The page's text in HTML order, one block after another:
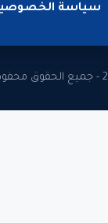
سياسة